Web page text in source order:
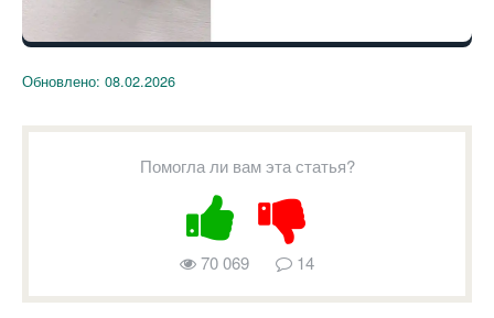
Обновлено: 08.02.2026
Помогла ли вам эта статья?
70 069 14